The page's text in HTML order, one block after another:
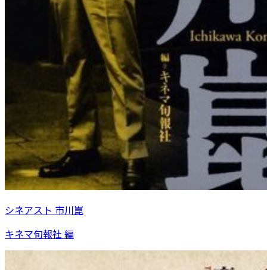
シネアスト 市川崑
キネマ旬報社 編